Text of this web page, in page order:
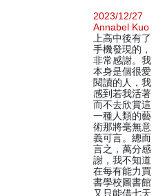
2023/12/27
Annabel Kuo
上高中後有了
手機發現的，
非常感謝。我
本身是個很愛
閱讀的人，我
感到若我活著
而不去欣賞這
一種人類的藝
術那將毫無意
義可言。總而
言之，萬分感
謝，我不知道
在每有能力買
書學校圖書館
又只能借七天